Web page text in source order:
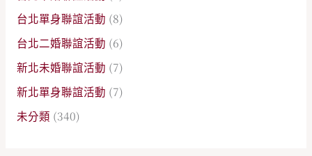
台北單身聯誼活動 (8)
台北二婚聯誼活動 (6)
新北未婚聯誼活動 (7)
新北單身聯誼活動 (7)
未分類 (340)